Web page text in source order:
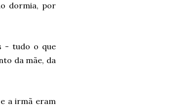
dormia, por
- tudo o que
da mãe, da
a irmã eram